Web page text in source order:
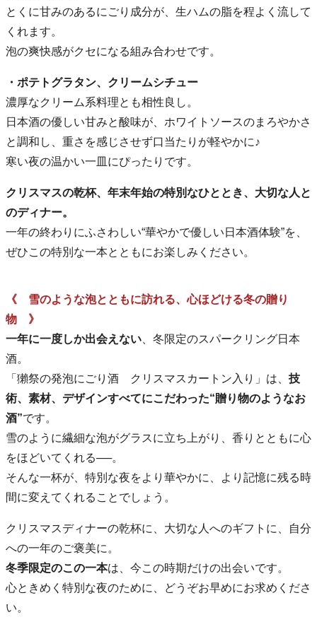
とくに甘みのあるにごり成分が、生ハムの脂を程よく流して
くれます。
泡の爽快感がクセになる組み合わせです。
・ポテトグラタン、クリームシチュー
濃厚なクリーム系料理とも相性良し。
日本酒の優しい甘みと酸味が、ホワイトソースのまろやかさ
と調和し、重さを感じさせず口当たりが軽やかに♪
寒い夜の温かい一皿にぴったりです。
クリスマスの乾杯、年末年始の特別なひととき、大切な人と
のディナー。
一年の終わりにふさわしい“華やかで優しい日本酒体験”を、
ぜひこの特別な一本とともにお楽しみください。
《 雪のような泡とともに訪れる、心ほどける冬の贈り
物 》
一年に一度しか出会えない 、冬限定のスパークリング日本
酒。
「獺祭の発泡にごり酒 クリスマスカートン入り」は、 技
術、素材、デザインすべてにこだわった“贈り物のようなお
酒”です。
雪のように繊細な泡がグラスに立ち上がり、香りとともに心
をほどいてくれる──。
そんな一杯が、特別な夜をより華やかに、より記憶に残る時
間に変えてくれることでしょう。
クリスマスディナーの乾杯に、大切な人へのギフトに、自分
への一年のご褒美に。
冬季限定のこの一本は、今この時期だけの出会いです。
心ときめく特別な夜のために、どうぞお早めにお求めくださ
い。